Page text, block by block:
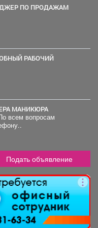
ПО ПРОДАЖАМ
РАБОЧИЙ
МАНИКЮРА
всем вопросам
Подать объявление